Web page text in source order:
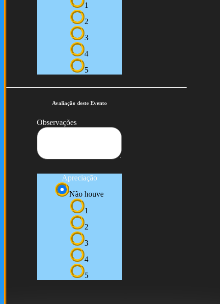
1
2
3
4
5
Avaliação deste Evento
Observações
Apreciação
Não houve
1
2
3
4
5